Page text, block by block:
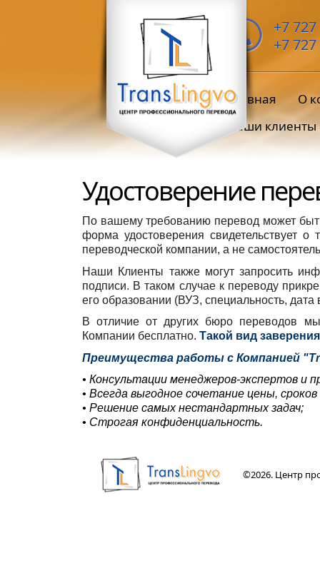
+7 727
+7 727
Главная
О
Наши клиенты
Удостоверение
По вашему требованию перевод может
форма удостоверения свидетельствует
переводческой компании, а не
Наши Клиенты также могут запросить
подписи. В таком случае к переводу
его образовании (ВУЗ, специальность,
В отличие от других бюро переводов
Компании бесплатно. Такой вид
Преимущества работы с Компанией
• Консультации менеджеров-экспертов и
• Всегда выгодное сочетание цены,
• Решение самых нестандартных задач;
• Строгая конфиденциальность.
©2026. Центр